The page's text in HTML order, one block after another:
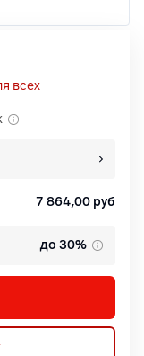
всех
7 864,00 руб
до 30%